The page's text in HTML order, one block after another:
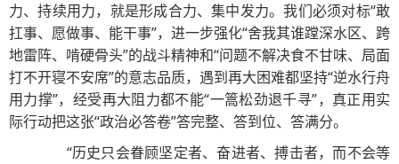
力、持续用力，就是形成合力、集中发力。我们必须对标“敢
扛事、愿做事、能干事”，进一步强化“舍我其谁蹚深水区、跨
地雷阵、啃硬骨头”的战斗精神和“问题不解决食不甘味、局面
打不开寝不安席”的意志品质，遇到再大困难都坚持“逆水行舟
用力撑”，经受再大阻力都不能“一篙松劲退千寻”，真正用实
际行动把这张“政治必答卷”答完整、答到位、答满分。
“历史只会眷顾坚定者、奋进者、搏击者，而不会等